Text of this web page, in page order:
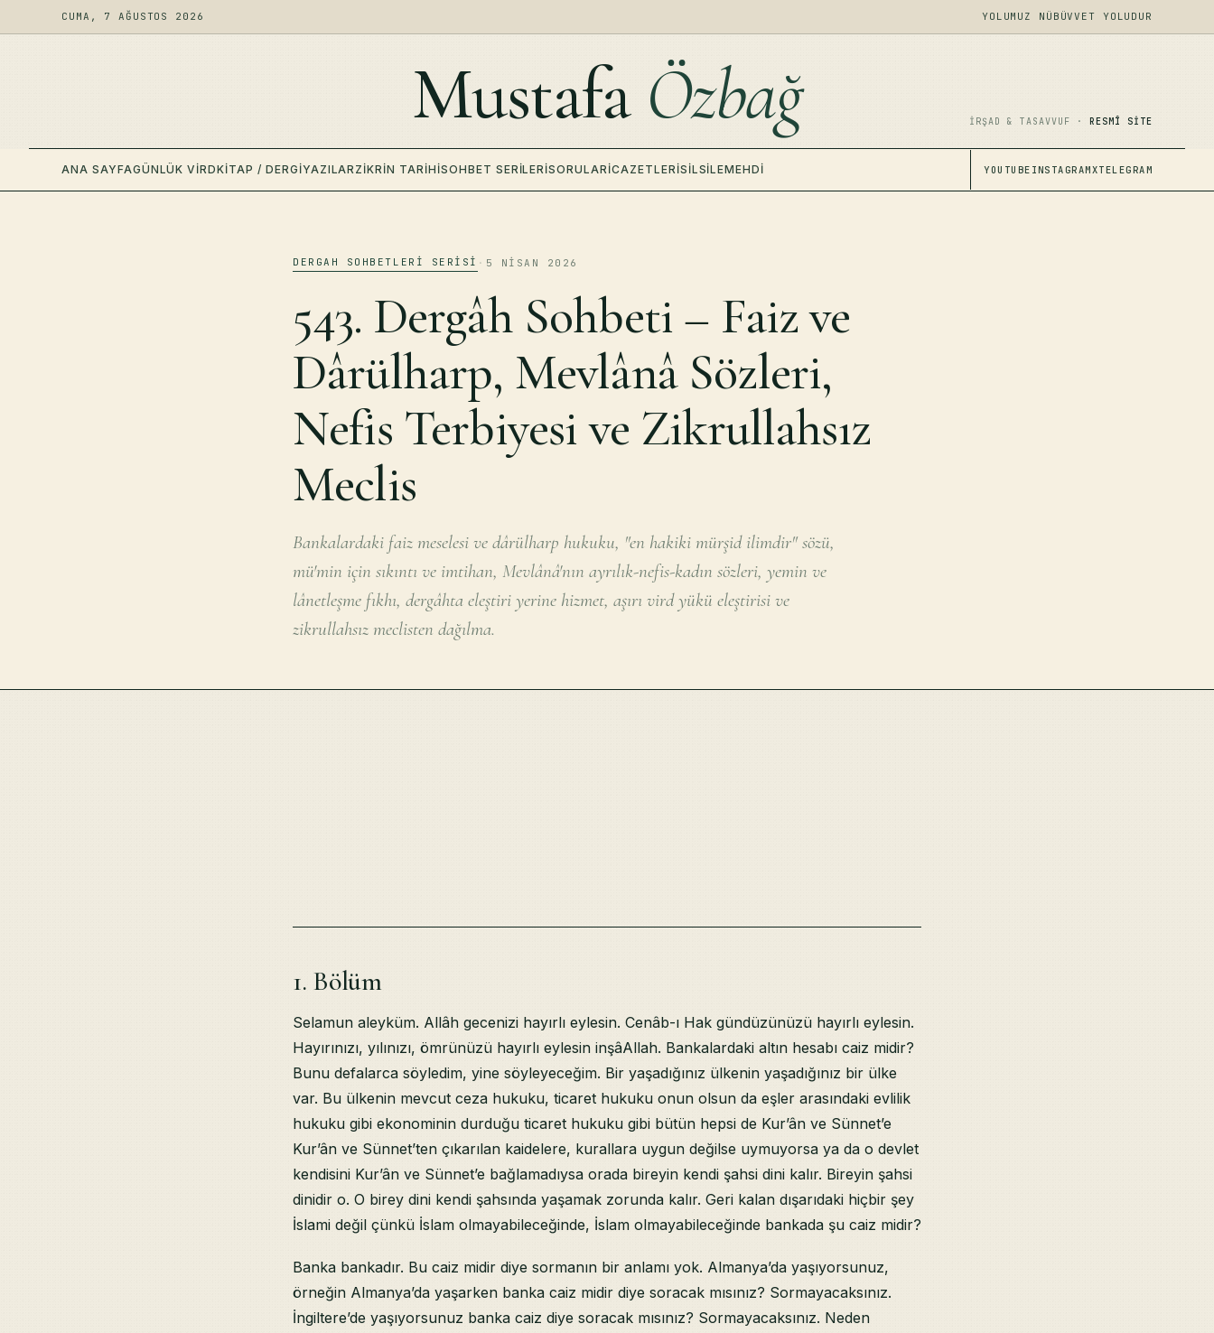
CUMA, 7 AĞUSTOS 2026 YOLUMUZ NÜBÜVVET YOLUDUR
Mustafa Özbağ İRŞAD & TASAVVUF · RESMÎ SITE
ANA SAYFAGÜNLÜK VIRDKITAP / DERGIYAZILARZIKRIN TARIHISOHBET SERILERISORULARİCAZETLERISILSILEMEHDI YOUTUBE INSTAGRAMXTELEGRAM
DERGAH SOHBETLERI SERISI · 5 NISAN 2026
543. Dergâh Sohbeti – Faiz ve
Dârülharp, Mevlânâ Sözleri,
Nefis Terbiyesi ve Zikrullahsız
Meclis
Bankalardaki faiz meselesi ve dârülharp hukuku, "en hakiki mürşid ilimdir" sözü,
mü'min için sıkıntı ve imtihan, Mevlânâ'nın ayrılık-nefis-kadın sözleri, yemin ve
lânetleşme fıkhı, dergâhta eleştiri yerine hizmet, aşırı vird yükü eleştirisi ve
zikrullahsız meclisten dağılma.
1. Bölüm
Selamun aleyküm. Allâh gecenizi hayırlı eylesin. Cenâb-ı Hak gündüzünüzü hayırlı eylesin.
Hayırınızı, yılınızı, ömrünüzü hayırlı eylesin inşâAllah. Bankalardaki altın hesabı caiz midir?
Bunu defalarca söyledim, yine söyleyeceğim. Bir yaşadığınız ülkenin yaşadığınız bir ülke
var. Bu ülkenin mevcut ceza hukuku, ticaret hukuku onun olsun da eşler arasındaki evlilik
hukuku gibi ekonominin durduğu ticaret hukuku gibi bütün hepsi de Kur’ân ve Sünnet’e
Kur’ân ve Sünnet’ten çıkarılan kaidelere, kurallara uygun değilse uymuyorsa ya da o devlet
kendisini Kur’ân ve Sünnet’e bağlamadıysa orada bireyin kendi şahsi dini kalır. Bireyin şahsi
dinidir o. O birey dini kendi şahsında yaşamak zorunda kalır. Geri kalan dışarıdaki hiçbir şey
İslami değil çünkü İslam olmayabileceğinde, İslam olmayabileceğinde bankada şu caiz midir?
Banka bankadır. Bu caiz midir diye sormanın bir anlamı yok. Almanya’da yaşıyorsunuz,
örneğin Almanya’da yaşarken banka caiz midir diye soracak mısınız? Sormayacaksınız.
İngiltere’de yaşıyorsunuz banka caiz diye soracak mısınız? Sormayacaksınız. Neden